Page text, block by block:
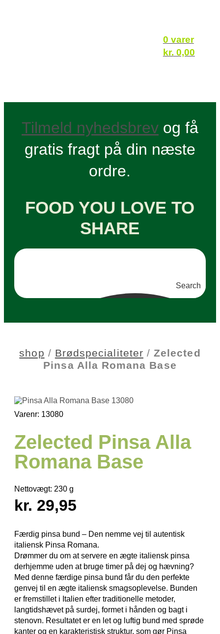
0 varer
kr. 0,00
Tilmeld nyhedsbrevog få
gratis fragt på din næste
ordre.
FOOD YOU LOVE TO
SHARE
Search
shop / Brødspecialiteter /Zelected
Pinsa Alla Romana Base
Varenr: 13080
Zelected Pinsa Alla
Romana Base
Nettovægt: 230 g
kr. 29,95
Færdig pinsa bund – Den nemme vej til autentisk
italiensk Pinsa Romana.
Drømmer du om at servere en ægte italiensk pinsa
derhjemme uden at bruge timer på dej og hævning?
Med denne færdige pinsa bund får du den perfekte
genvej til en ægte italiensk smagsoplevelse. Bunden
er fremstillet i Italien efter traditionelle metoder,
langtidshævet på surdej, formet i hånden og bagt i
stenovn. Resultatet er en let og luftig bund med sprøde
kanter og en karakteristisk struktur, som gør Pinsa